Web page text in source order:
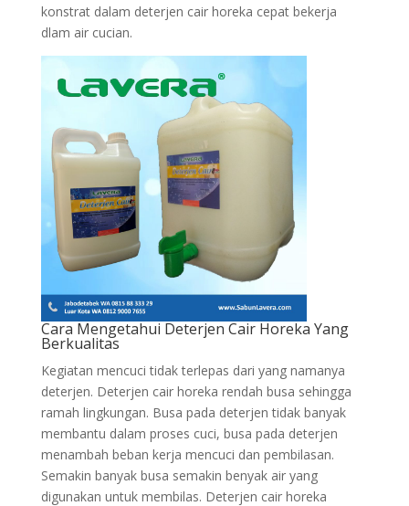
konstrat dalam deterjen cair horeka cepat bekerja
dlam air cucian.
Cara Mengetahui Deterjen Cair Horeka Yang
Berkualitas
Kegiatan mencuci tidak terlepas dari yang namanya
deterjen. Deterjen cair horeka rendah busa sehingga
ramah lingkungan. Busa pada deterjen tidak banyak
membantu dalam proses cuci, busa pada deterjen
menambah beban kerja mencuci dan pembilasan.
Semakin banyak busa semakin benyak air yang
digunakan untuk membilas. Deterjen cair horeka